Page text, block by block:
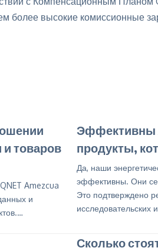
более высокие комиссионные
и товаров
Amezcua
и
Эффективны
продукты,
Да, наши
эффективны. Они
Это подтверждено
исследовательских
Сколько